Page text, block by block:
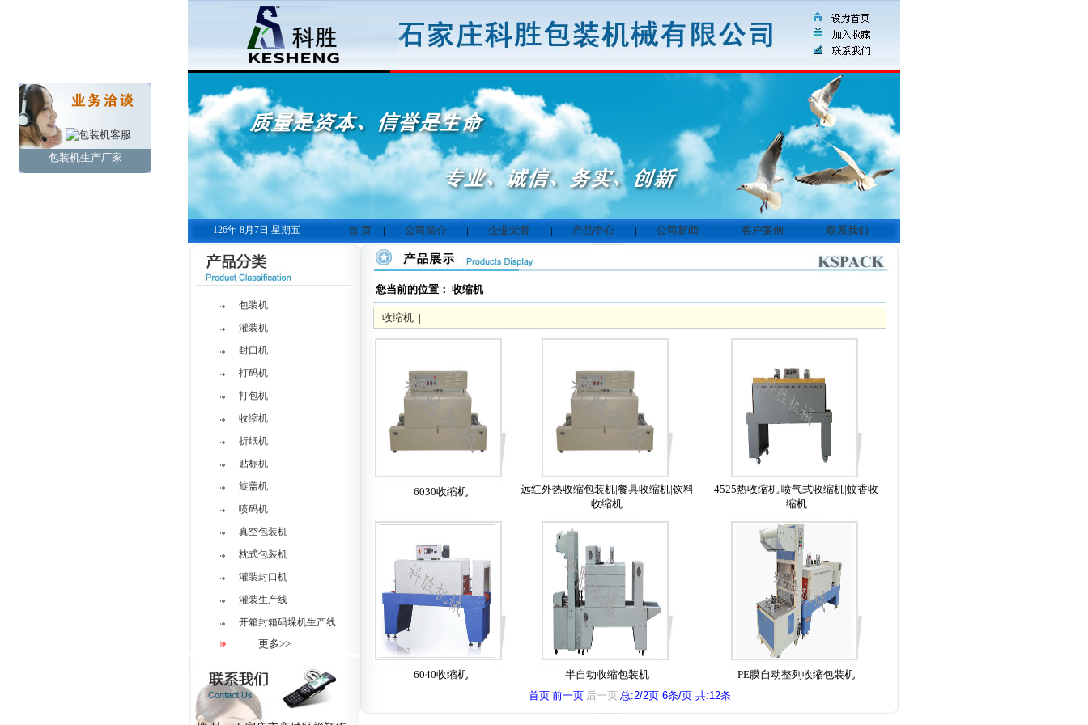
包装机生产厂家
126年 8月7日 星期五 首 页 | 公司简介 | 企业荣誉 | 产品中心 | 公司新闻 | 客户案例 | 联系我们
包装机
灌装机
封口机
打码机
打包机
收缩机
折纸机
贴标机
旋盖机
喷码机
真空包装机
枕式包装机
灌装封口机
灌装生产线
开箱封箱码垛机生产线
……更多>>
您当前的位置： 收缩机
收缩机 |
6030收缩机
远红外热收缩包装机|餐具收缩机|饮料
收缩机
4525热收缩机|喷气式收缩机|蚊香收
缩机
6040收缩机 半自动收缩包装机
PE膜自动整列收缩包装机
首页 前一页 后一页 总:2/2页 6条/页 共:12条